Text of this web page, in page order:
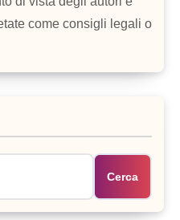
come consigli legali o
Cerca